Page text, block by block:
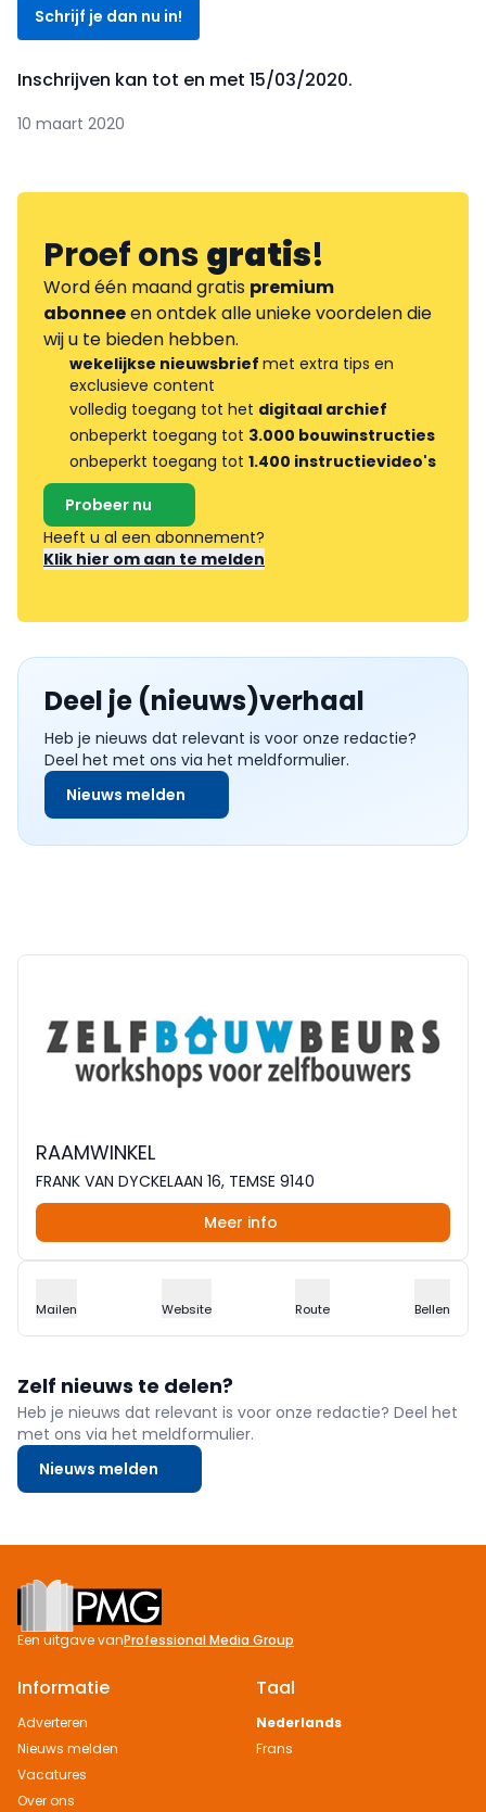
Schrijf je dan nu in!
Inschrijven kan tot en met 15/03/2020.
10 maart 2020
Proef onsgratis!
Word één maand gratis premium
abonneeen ontdek alle unieke voordelen die
wij u te bieden hebben.
wekelijkse nieuwsbrief met extra tips en
exclusieve content
volledig toegang tot het digitaal archief
onbeperkt toegang tot 3.000 bouwinstructies
onbeperkt toegang tot 1.400 instructievideo's
Probeer nu
Heeft u al een abonnement?
Klik hier om aan te melden
Deel je (nieuws)verhaal
Heb je nieuws dat relevant is voor onze redactie?
Deel het met ons via het meldformulier.
Nieuws melden
RAAMWINKEL
FRANK VAN DYCKELAAN 16, TEMSE 9140
Meer info
Mailen Website Route Bellen
Zelf nieuws te delen?
Heb je nieuws dat relevant is voor onze redactie? Deel het
met ons via het meldformulier.
Nieuws melden
Footer
Een uitgave vanProfessional Media Group
Informatie
Adverteren
Nieuws melden
Vacatures
Over ons
Taal
Nederlands
Frans